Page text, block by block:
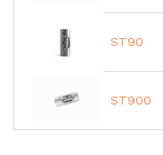
ST90
ST900